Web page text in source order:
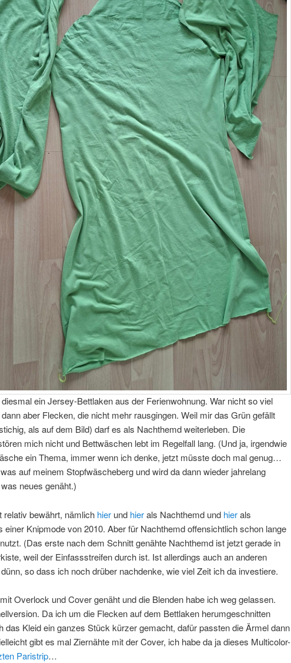
diesmal ein Jersey-Bettlaken aus der Ferienwohnung. War nicht so viel
aber Flecken, die nicht mehr rausgingen. Weil mir das Grün gefällt
als auf dem Bild) darf es als Nachthemd weiterleben. Die
mich nicht und Bettwäschen lebt im Regelfall lang. (Und ja, irgendwie
ein Thema, immer wenn ich denke, jetzt müsste doch mal genug…
auf meinem Stopfwäscheberg und wird da dann wieder jahrelang
neues genäht.)
relativ bewährt, nämlich hierund hierals Nachthemd und hierals
einer Knipmode von 2010. Aber für Nachthemd offensichtlich schon lange
(Das erste nach dem Schnitt genähte Nachthemd ist jetzt gerade in
weil der Einfassstreifen durch ist. Ist allerdings auch an anderen
so dass ich noch drüber nachdenke, wie viel Zeit ich da investiere.
Overlock und Cover genäht und die Blenden habe ich weg gelassen.
Da ich um die Flecken auf dem Bettlaken herumgeschnitten
das Kleid ein ganzes Stück kürzer gemacht, dafür passten die Ärmel dann
gibt es mal Ziernähte mit der Cover, ich habe da ja dieses Multicolor-
Paristrip…